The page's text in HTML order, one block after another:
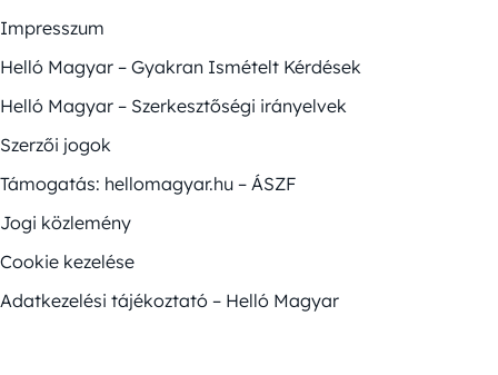
Impresszum
Helló Magyar – Gyakran Ismételt Kérdések
Helló Magyar – Szerkesztőségi irányelvek
Szerzői jogok
Támogatás: hellomagyar.hu – ÁSZF
Jogi közlemény
Cookie kezelése
Adatkezelési tájékoztató – Helló Magyar